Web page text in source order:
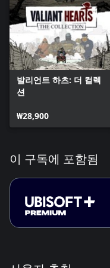
발리언트 하츠: 더 컬렉
션
₩28,900
이 구독에 포함됨